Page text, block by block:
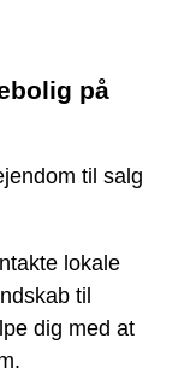
på
til salg
lokale
til
dig med at